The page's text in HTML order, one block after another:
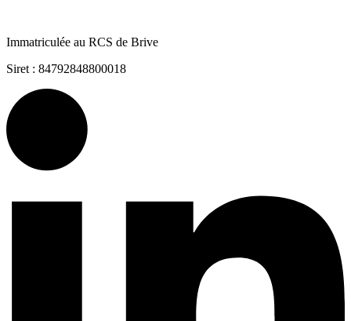
Immatriculée au RCS de Brive
Siret : 84792848800018